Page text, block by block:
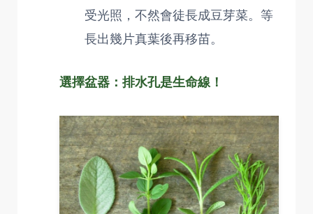
受光照，不然會徒長成豆芽菜。等
長出幾片真葉後再移苗。
選擇盆器：排水孔是生命線！